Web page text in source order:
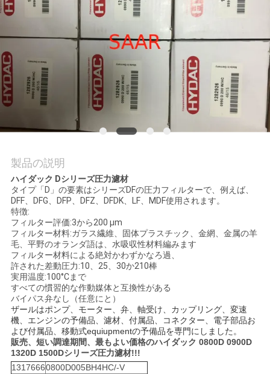
私
達
に
連
絡
な
さ
い
引
用
を
要
求
製品の説明
ハイダック Dシリーズ圧力濾材
タイプ「D」の要素はシリーズDFの圧力フィルターで、例えば、
DFF、DFG、DFP、DFZ、DFDK、LF、MDF使用されます。
特徴:
フィルター評価:3から200 µm
フィルター材料:ガラス繊維、固体プラスチック、金網、金属の羊
毛、平野のオランダ語は、水吸収性材料編みます
フィルター材料による絶対かわずかなろ過、
許された差動圧力:10、25、30か210棒
実用温度:100°Cまで
すべての慣習的な作動媒体と互換性がある
バイパス弁なし（任意にと）
ザールはポンプ、モーター、弁、軸受け、カップリング、変速
機、エンジンの予備品、濾材、付属品、コネクター、電子部品お
よび付属品、移動式equiupmentの予備品を専門にしました。
販売、短い調達期間、最もよい価格のハイダック 0800D 0900D
1320D 1500Dシリーズ圧力濾材!!!
13176660800D005BH4HC/-V